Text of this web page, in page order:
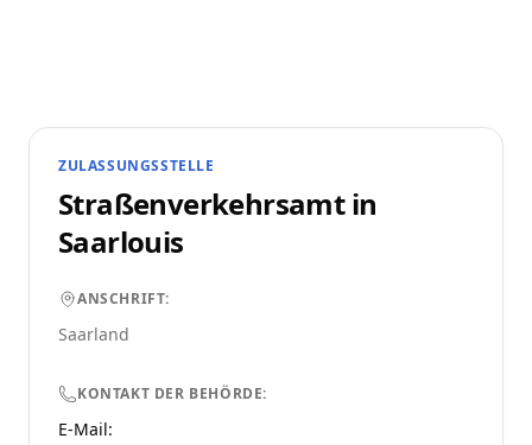
ZULASSUNGSSTELLE
Straßenverkehrsamt in
Saarlouis
ANSCHRIFT:
Saarland
KONTAKT DER BEHÖRDE:
E-Mail: